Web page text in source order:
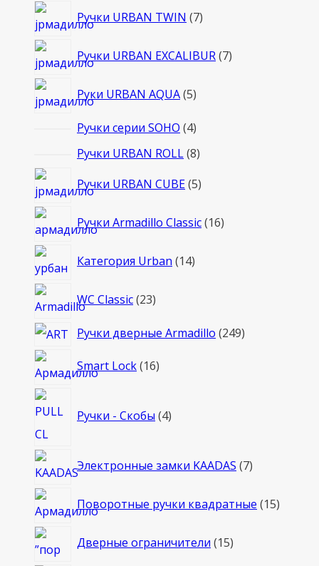
Ручки URBAN TWIN 77
Ручки URBAN EXCALIBUR 77
Руки URBAN AQUA 55
Ручки серии SOHO 44
товара
Ручки URBAN ROLL 88
Ручки URBAN CUBE 55
Ручки Armadillo Classic 1616
Категория Urban 1414
WC Classic 2323
Ручки дверные Armadillo 249249
Smart Lock 1616
Ручки - Скобы 4товара
Электронные замки KAADAS 77
Поворотные ручки квадратные 1515
Дверные ограничители 1515